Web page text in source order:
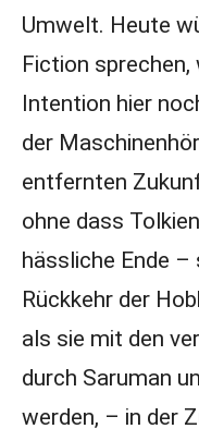
Umwelt. Heute
Fiction
Intention hier
der
entfernten
ohne dass
hässliche Ende –
Rückkehr der
als sie mit den
durch Saruman
werden, – in der